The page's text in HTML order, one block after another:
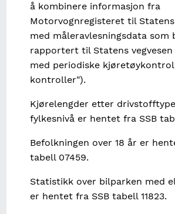
å kombinere informasjon fra
Motorvognregisteret til Statens
med måleravlesningsdata som
rapportert til Statens
med periodiske
kontroller").
Kjørelengder etter
fylkesnivå er hentet fra SSB
Befolkningen over 18 år er
tabell 07459.
Statistikk over bilparken med
er hentet fra SSB tabell 11823.